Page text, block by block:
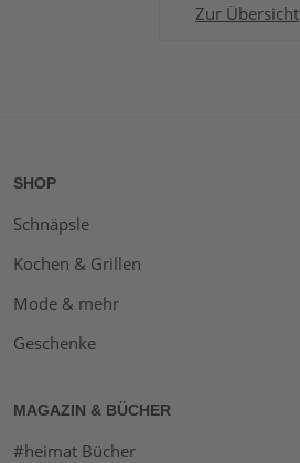
Zur Übersicht
SHOP
Schnäpsle
Kochen & Grillen
Mode & mehr
Geschenke
MAGAZIN & BÜCHER
#heimat Bücher